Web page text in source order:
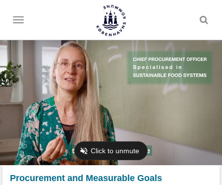
Toggle
Procurement and Measurable Goals